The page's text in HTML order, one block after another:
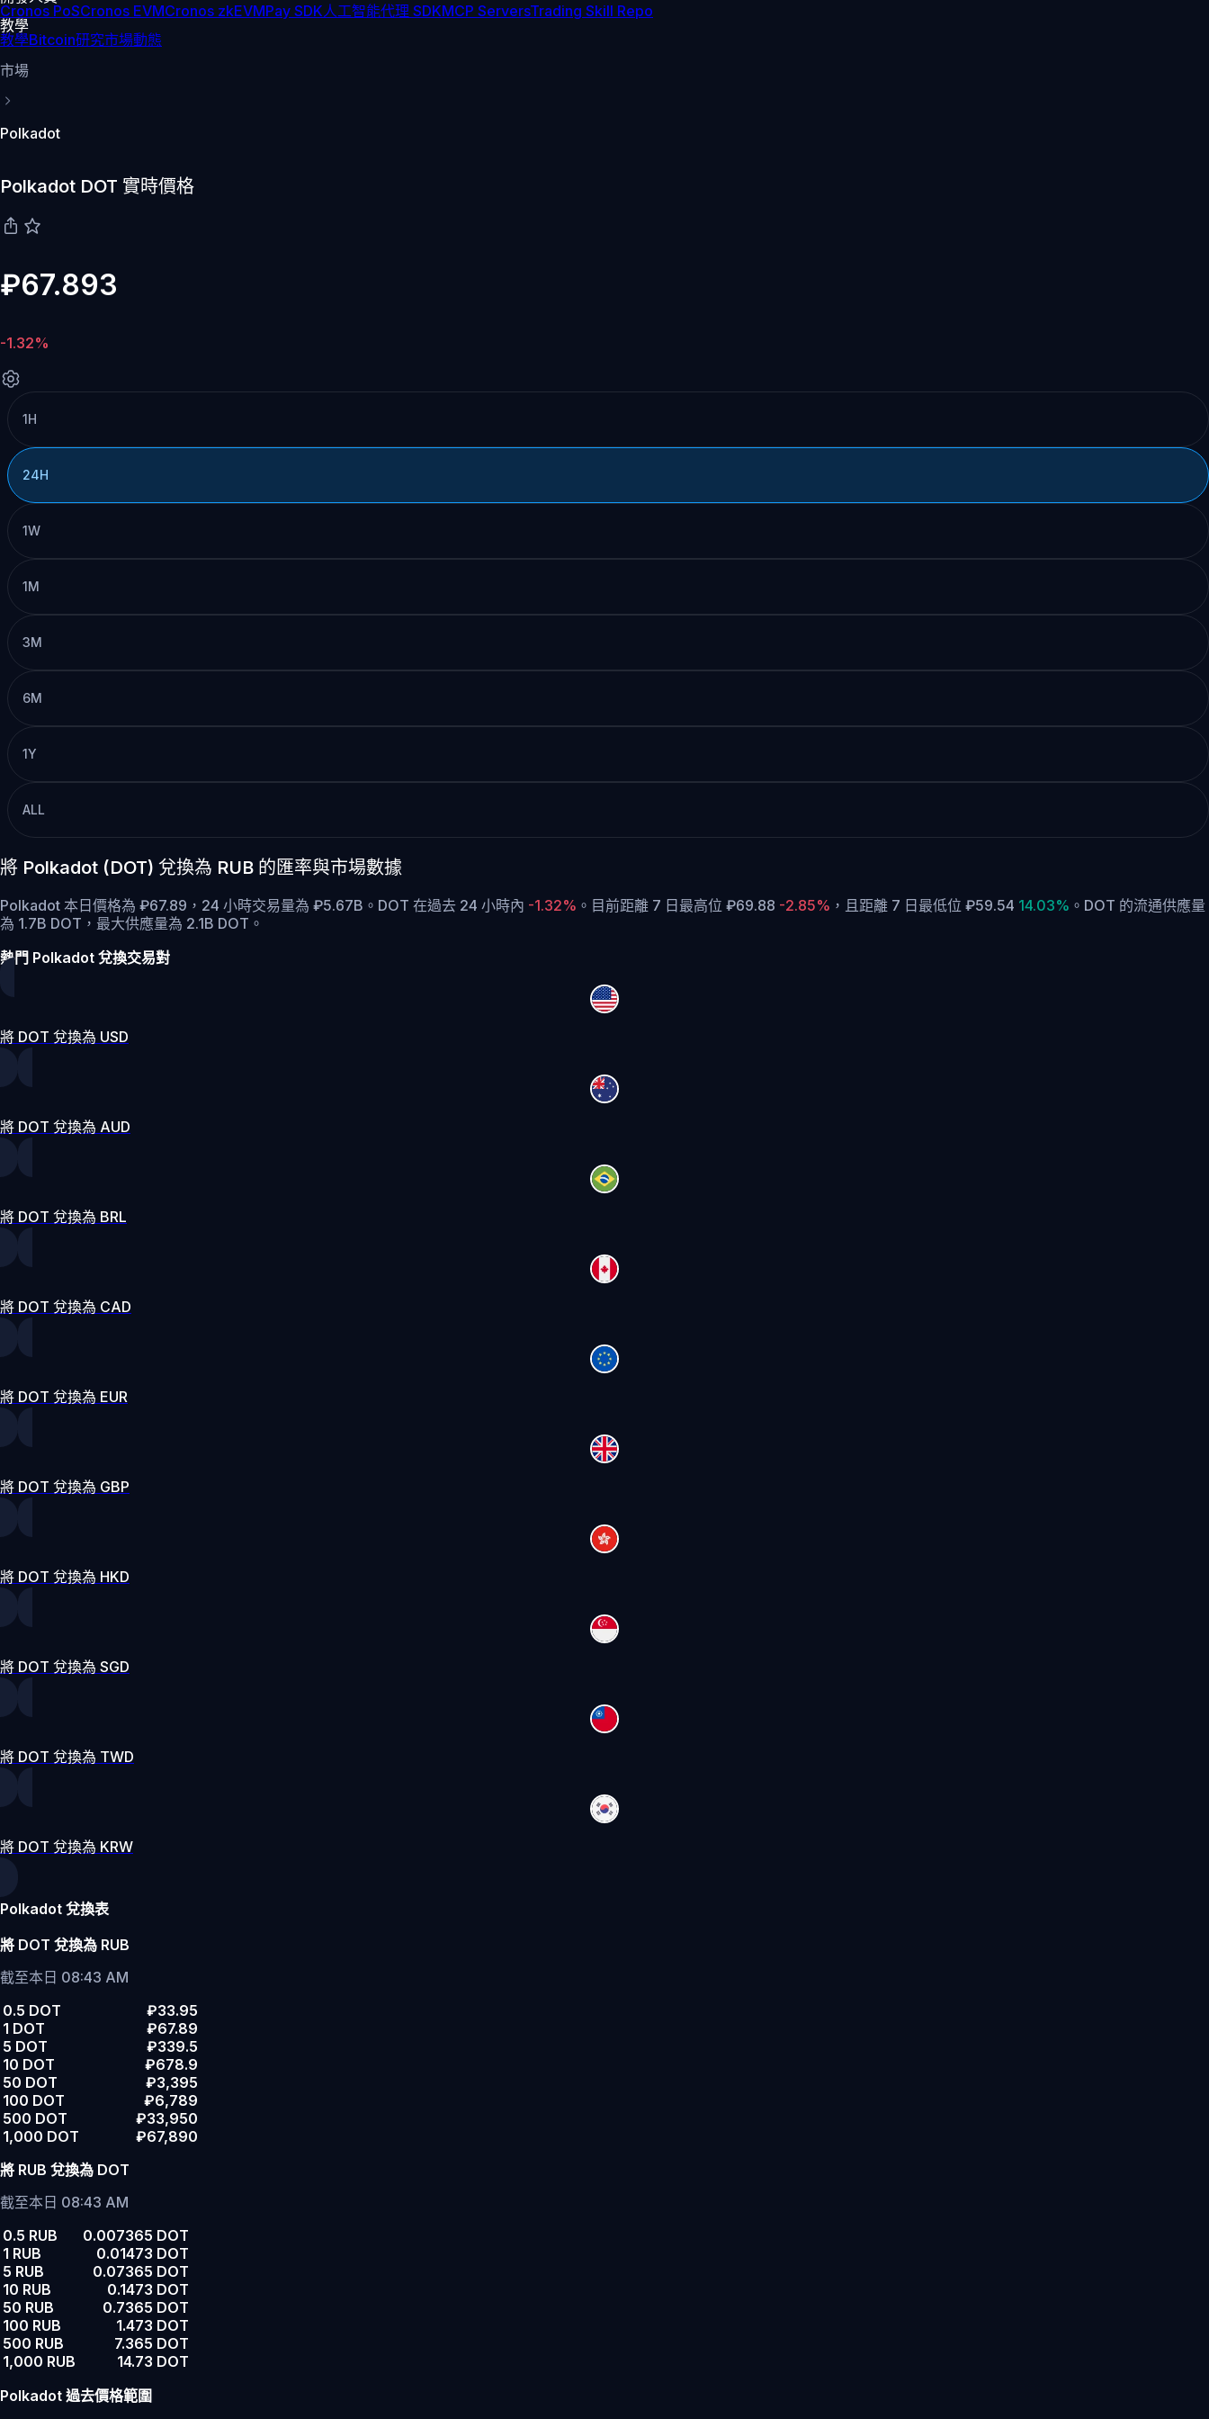
Cronos PoSCronos EVMCronos zkEVMPay SDK人工智能代理 SDKMCP ServersTrading Skill Repo
教學
教學Bitcoin研究市場動態
市場
Polkadot
Polkadot DOT 實時價格
₽67.893
-1.32%
1H
24H
1W
1M
3M
6M
1Y
ALL
將 Polkadot (DOT) 兌換為 RUB 的匯率與市場數據
Polkadot 本日價格為 ₽67.89，24 小時交易量為 ₽5.67B。DOT 在過去 24 小時內 -1.32% 。 目前距離 7 日最高位 ₽69.88 -2.85% ， 且距離 7 日最低位 ₽59.54 14.03% 。 DOT 的流通供應量
為 1.7B DOT，最大供應量為 2.1B DOT。
熱門 Polkadot 兌換交易對
將 DOT 兌換為 USD
將 DOT 兌換為 AUD
將 DOT 兌換為 BRL
將 DOT 兌換為 CAD
將 DOT 兌換為 EUR
將 DOT 兌換為 GBP
將 DOT 兌換為 HKD
將 DOT 兌換為 SGD
將 DOT 兌換為 TWD
將 DOT 兌換為 KRW
Polkadot 兌換表
將 DOT 兌換為 RUB
截至本日 08:43 AM
0.5 DOT
₽33.95
1 DOT
₽67.89
5 DOT
₽339.5
10 DOT
₽678.9
50 DOT
₽3,395
100 DOT
₽6,789
500 DOT
₽33,950
1,000 DOT
₽67,890
將 RUB 兌換為 DOT
截至本日 08:43 AM
0.5 RUB
0.007365 DOT
1 RUB
0.01473 DOT
5 RUB
0.07365 DOT
10 RUB
0.1473 DOT
50 RUB
0.7365 DOT
100 RUB
1.473 DOT
500 RUB
7.365 DOT
1,000 RUB
14.73 DOT
Polkadot 過去價格範圍